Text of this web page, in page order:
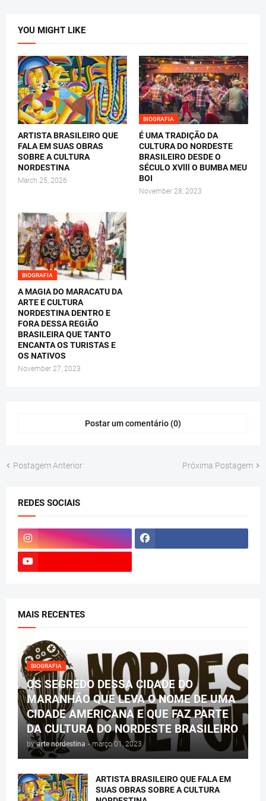
YOU MIGHT LIKE
ARTISTA BRASILEIRO QUE
FALA EM SUAS OBRAS
SOBRE A CULTURA
NORDESTINA
March 25, 2026
BIOGRAFIA
É UMA TRADIÇÃO DA
CULTURA DO NORDESTE
BRASILEIRO DESDE O
SÉCULO XVlll O BUMBA MEU
BOI
November 28, 2023
BIOGRAFIA
A MAGIA DO MARACATU DA
ARTE E CULTURA
NORDESTINA DENTRO E
FORA DESSA REGIÃO
BRASILEIRA QUE TANTO
ENCANTA OS TURISTAS E
OS NATIVOS
November 27, 2023
Postar um comentário (0)
Postagem Anterior Próxima Postagem
REDES SOCIAIS
MAIS RECENTES
BIOGRAFIA
OS SEGREDO DESSA CIDADE DO
MARANHÃO QUE LEVA O NOME DE UMA
CIDADE AMERICANA E QUE FAZ PARTE
DA CULTURA DO NORDESTE BRASILEIRO
by arte nordestina - março 01, 2023
ARTISTA BRASILEIRO QUE FALA EM
SUAS OBRAS SOBRE A CULTURA